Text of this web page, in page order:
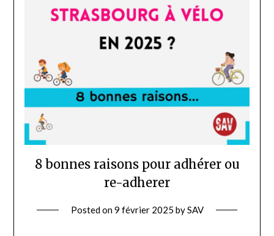
8 bonnes raisons pour adhérer ou
re-adherer
Posted on9 février 2025 bySAV